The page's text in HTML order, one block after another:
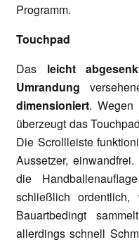
Programm.
Touchpad
Das leicht
Umrandung
dimensioniert. Wegen
überzeugt das
Die Scrollleiste
Aussetzer,
die
schließlich
Bauartbedingt
allerdings schnell